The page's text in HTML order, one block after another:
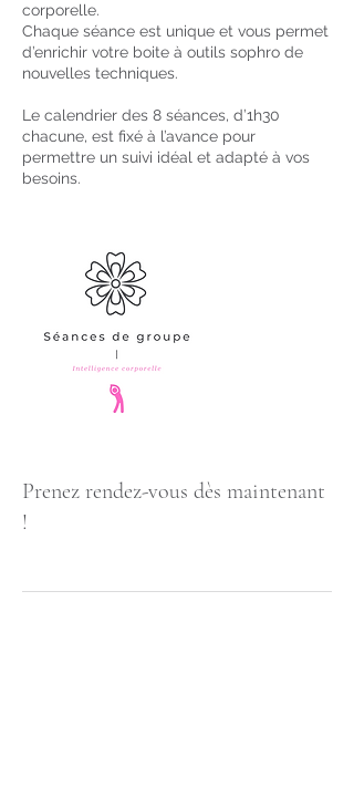
corporelle.
Chaque séance est unique et vous permet
d’enrichir votre boite à outils sophro de
nouvelles techniques.
Le calendrier des 8 séances, d’1h30
chacune, est fixé à l’avance pour
permettre un suivi idéal et adapté à vos
Prenez rendez-vous dès maintenant
!